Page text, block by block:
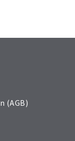
(AGB)